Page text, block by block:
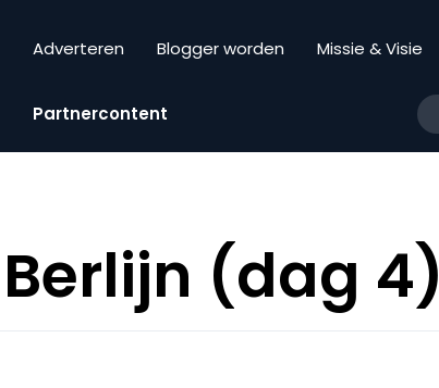
Adverteren Blogger worden Missie & Visie
Partnercontent
(dag 4)